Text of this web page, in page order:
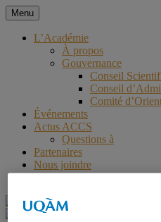
Aller
au
contenu
Académie des
de la
Menu
L’Académie
À propos
Gouvernance
Conseil
Conseil
Comité
Événements
Actus ACCS
Questions à
Partenaires
Nous joindre
English